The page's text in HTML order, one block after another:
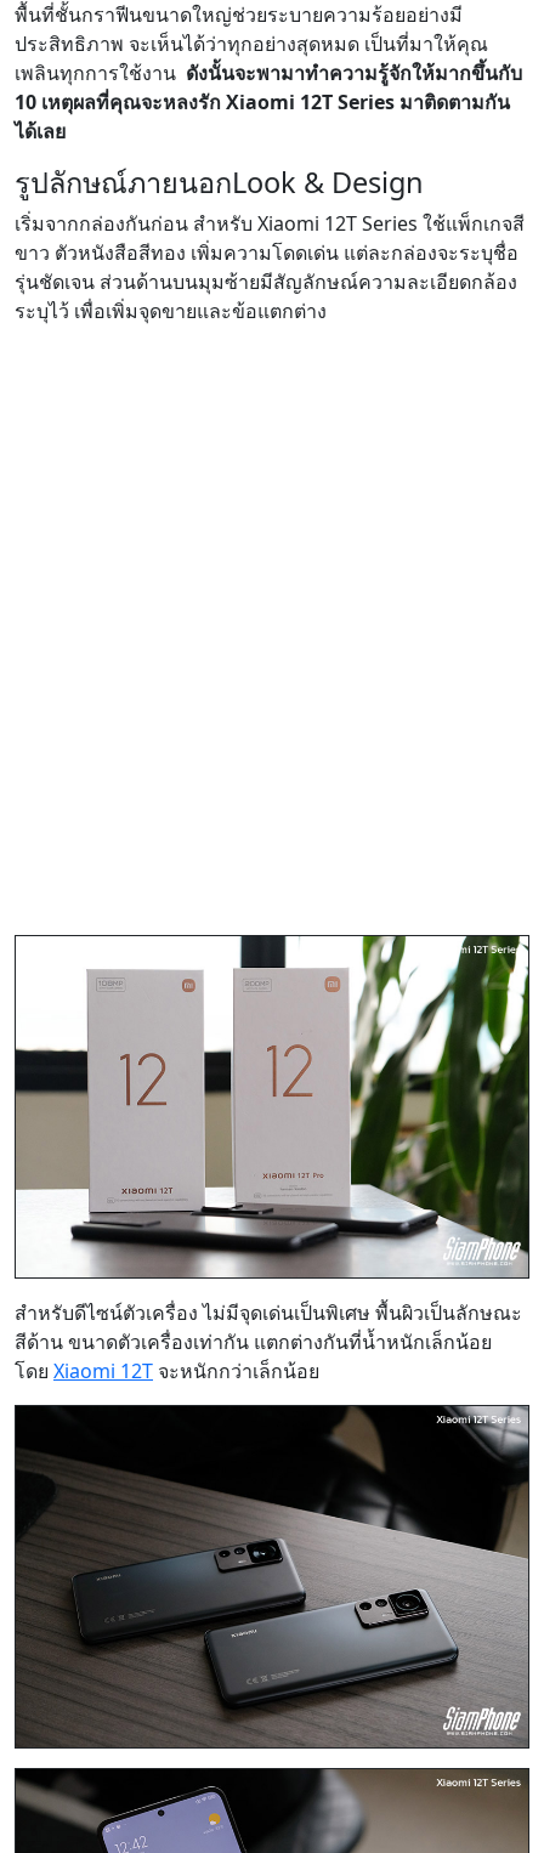
พื้นที่ชั้นกราฟีนขนาดใหญ่ช่วยระบายความร้อยอย่างมี
ประสิทธิภาพ จะเห็นได้ว่าทุกอย่างสุดหมด เป็นที่มาให้คุณ
เพลินทุกการใช้งาน ดังนั้นจะพามาทำความรู้จักให้มากขึ้นกับ
10 เหตุผลที่คุณจะหลงรัก Xiaomi 12T Series มาติดตามกัน
ได้เลย
รูปลักษณ์ภายนอกLook & Design
เริ่มจากกล่องกันก่อน สำหรับ Xiaomi 12T Series ใช้แพ็กเกจสี
ขาว ตัวหนังสือสีทอง เพิ่มความโดดเด่น แต่ละกล่องจะระบุชื่อ
รุ่นชัดเจน ส่วนด้านบนมุมซ้ายมีสัญลักษณ์ความละเอียดกล้อง
ระบุไว้ เพื่อเพิ่มจุดขายและข้อแตกต่าง
สำหรับดีไซน์ตัวเครื่อง ไม่มีจุดเด่นเป็นพิเศษ พื้นผิวเป็นลักษณะ
สีด้าน ขนาดตัวเครื่องเท่ากัน แตกต่างกันที่น้ำหนักเล็กน้อย
โดย Xiaomi 12T จะหนักกว่าเล็กน้อย